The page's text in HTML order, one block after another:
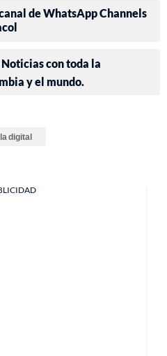
de WhatsApp Channels
con toda la
y el mundo.
digital